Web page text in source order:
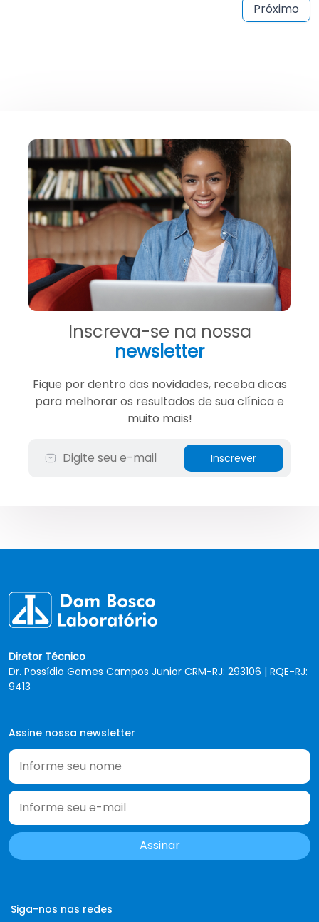
Próximo
Inscreva-se na nossa
newsletter
Fique por dentro das novidades, receba dicas
para melhorar os resultados de sua clínica e
muito mais!
Diretor Técnico
Dr. Possídio Gomes Campos Junior CRM-RJ: 293106 | RQE-RJ:
9413
Assine nossa newsletter
Siga-nos nas redes